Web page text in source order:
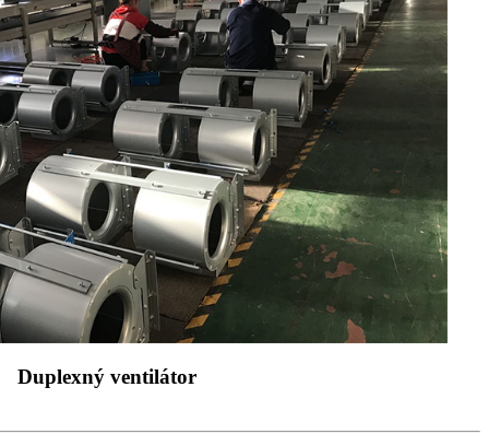
Duplexný ventilátor